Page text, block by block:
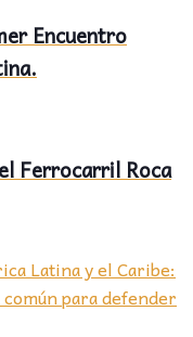
Encuentro
Ferrocarril Roca